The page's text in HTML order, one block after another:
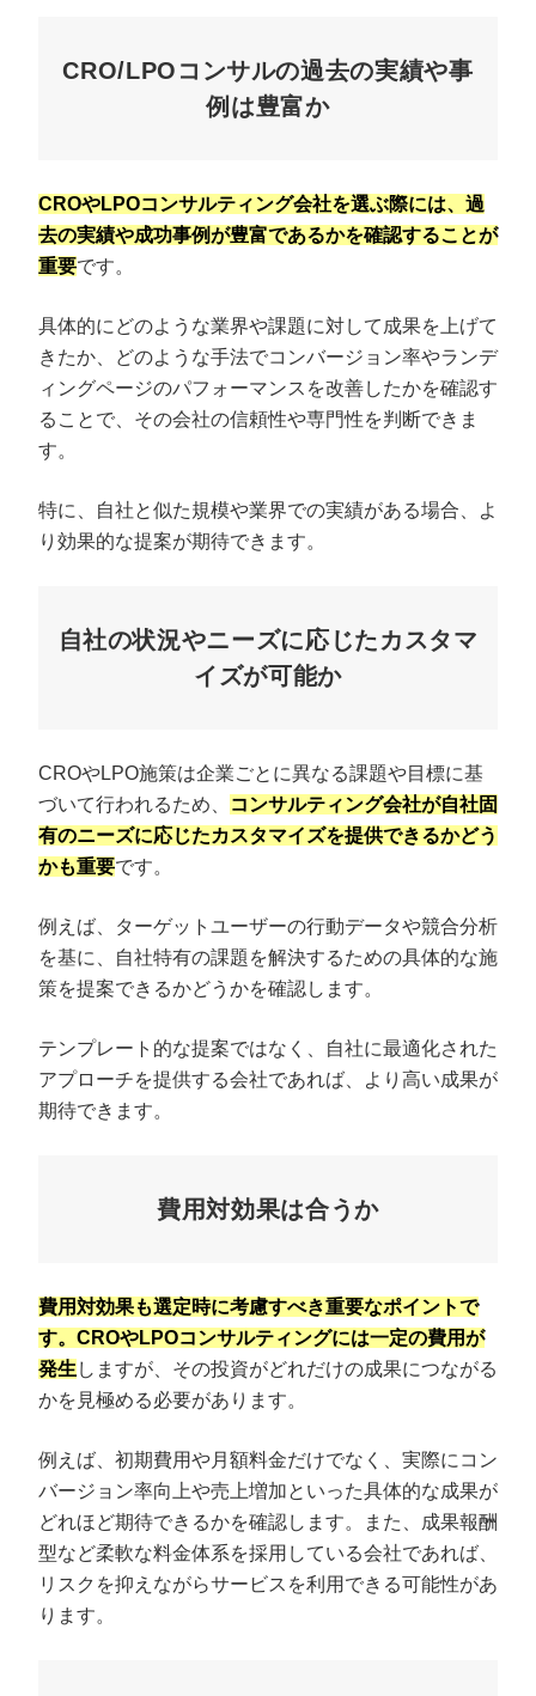
CRO/LPOコンサルの過去の実績や事
例は豊富か
CROやLPOコンサルティング会社を選ぶ際には、過
去の実績や成功事例が豊富であるかを確認することが
重要です。
具体的にどのような業界や課題に対して成果を上げて
きたか、どのような手法でコンバージョン率やランデ
ィングページのパフォーマンスを改善したかを確認す
ることで、その会社の信頼性や専門性を判断できま
す。
特に、自社と似た規模や業界での実績がある場合、よ
り効果的な提案が期待できます。
自社の状況やニーズに応じたカスタマ
イズが可能か
CROやLPO施策は企業ごとに異なる課題や目標に基
づいて行われるため、
コンサルティング会社が自社固
有のニーズに応じたカスタマイズを提供できるかどう
かも重要です。
例えば、ターゲットユーザーの行動データや競合分析
を基に、自社特有の課題を解決するための具体的な施
策を提案できるかどうかを確認します。
テンプレート的な提案ではなく、自社に最適化された
アプローチを提供する会社であれば、より高い成果が
期待できます。
費用対効果は合うか
費用対効果も選定時に考慮すべき重要なポイントで
す。CROやLPOコンサルティングには一定の費用が
発生 しますが、その投資がどれだけの成果につながる
かを見極める必要があります。
例えば、初期費用や月額料金だけでなく、実際にコン
バージョン率向上や売上増加といった具体的な成果が
どれほど期待できるかを確認します。また、成果報酬
型など柔軟な料金体系を採用している会社であれば、
リスクを抑えながらサービスを利用できる可能性があ
ります。